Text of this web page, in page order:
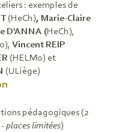
: exemples de
(HeCh), Marie-Claire
D'ANNA (HeCh),
Vincent REIP
(HELMo) et
(ULiège)
pédagogiques (2
places limitées)